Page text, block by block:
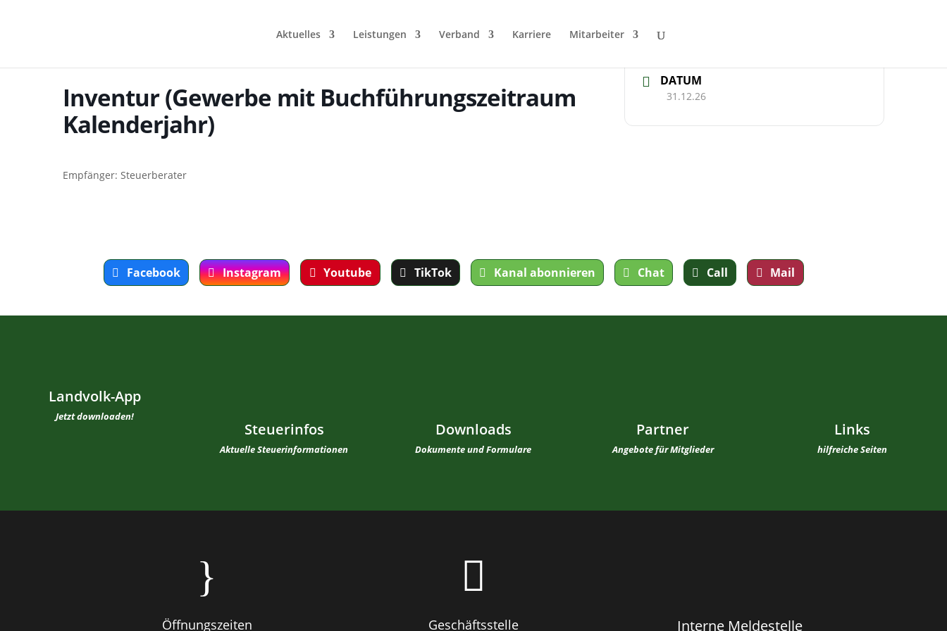
Aktuelles Leistungen Verband Karriere Mitarbeiter
Inventur (Gewerbe mit Buchführungszeitraum
Kalenderjahr)
Empfänger: Steuerberater
DATUM
31.12.26
Facebook Instagram Youtube TikTok Kanal abonnieren Chat Call Mail
Landvolk-App
Jetzt downloaden!
Steuerinfos
Aktuelle Steuerinformationen
Downloads
Dokumente und Formulare
Partner
Angebote für Mitglieder
Links
hilfreiche Seiten
}
Öffnungszeiten

Geschäftsstelle Interne Meldestelle